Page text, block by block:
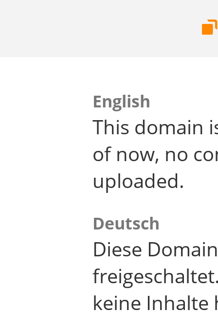
English
This domain
of now, no
uploaded.
Deutsch
Diese
keine Inhalte